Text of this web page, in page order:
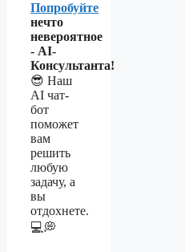
Попробуйте
нечто
невероятное
- AI-
Консультанта!
😎 Наш
AI чат-
бот
поможет
вам
решить
любую
задачу, а
вы
отдохнете.
💻💭